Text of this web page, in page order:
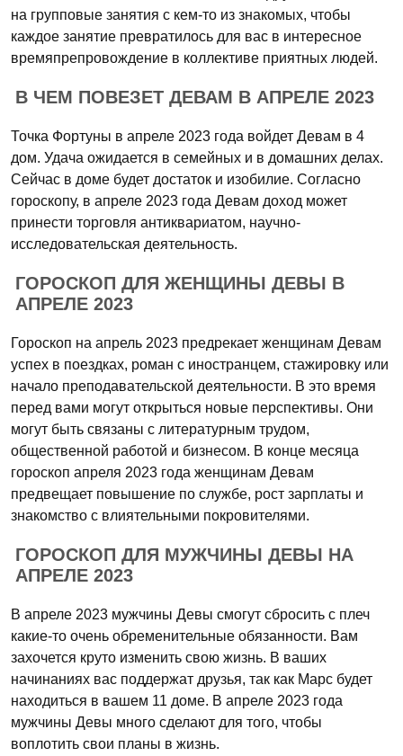
на групповые занятия с кем-то из знакомых, чтобы
каждое занятие превратилось для вас в интересное
времяпрепровождение в коллективе приятных людей.
В ЧЕМ ПОВЕЗЕТ ДЕВАМ В АПРЕЛЕ 2023
Точка Фортуны в апреле 2023 года войдет Девам в 4
дом. Удача ожидается в семейных и в домашних делах.
Сейчас в доме будет достаток и изобилие. Согласно
гороскопу, в апреле 2023 года Девам доход может
принести торговля антиквариатом, научно-
исследовательская деятельность.
ГОРОСКОП ДЛЯ ЖЕНЩИНЫ ДЕВЫ В
АПРЕЛЕ 2023
Гороскоп на апрель 2023 предрекает женщинам Девам
успех в поездках, роман с иностранцем, стажировку или
начало преподавательской деятельности. В это время
перед вами могут открыться новые перспективы. Они
могут быть связаны с литературным трудом,
общественной работой и бизнесом. В конце месяца
гороскоп апреля 2023 года женщинам Девам
предвещает повышение по службе, рост зарплаты и
знакомство с влиятельными покровителями.
ГОРОСКОП ДЛЯ МУЖЧИНЫ ДЕВЫ НА
АПРЕЛЕ 2023
В апреле 2023 мужчины Девы смогут сбросить с плеч
какие-то очень обременительные обязанности. Вам
захочется круто изменить свою жизнь. В ваших
начинаниях вас поддержат друзья, так как Марс будет
находиться в вашем 11 доме. В апреле 2023 года
мужчины Девы много сделают для того, чтобы
воплотить свои планы в жизнь.